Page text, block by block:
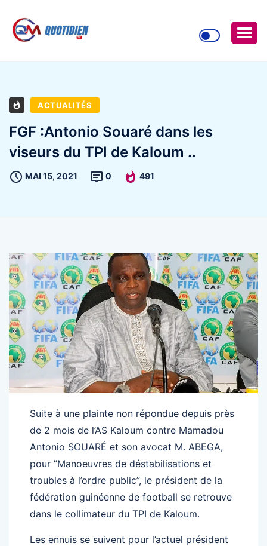
ACTUALITÉS
FGF :Antonio Souaré dans les
viseurs du TPI de Kaloum ..
MAI 15, 2021 0 491
Suite à une plainte non répondue depuis près
de 2 mois de l’AS Kaloum contre Mamadou
Antonio SOUARÉ et son avocat M. ABEGA,
pour ”Manoeuvres de déstabilisations et
troubles à l’ordre public”, le président de la
fédération guinéenne de football se retrouve
dans le collimateur du TPI de Kaloum.
Les ennuis se suivent pour l’actuel président